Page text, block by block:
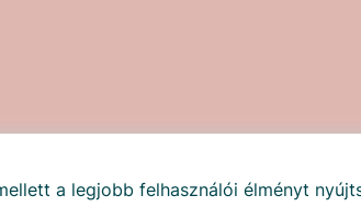
a legjobb felhasználói élményt